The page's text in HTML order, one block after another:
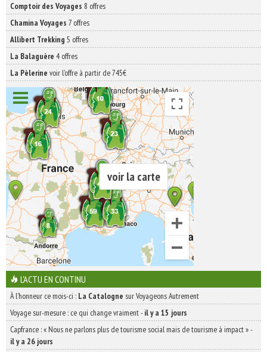
Comptoir des Voyages 8 offres
Chamina Voyages 7 offres
Allibert Trekking 5 offres
La Balaguère 4 offres
La Pèlerine voir l'offre à partir de 745€
voir la carte
L'ACTU EN CONTINU
À l'honneur ce mois-ci : La Catalogne sur Voyageons Autrement
Voyage sur-mesure : ce qui change vraiment-il y a 15 jours
Capfrance : « Nous ne parlons plus de tourisme social mais de tourisme à impact »-
il y a 26 jours